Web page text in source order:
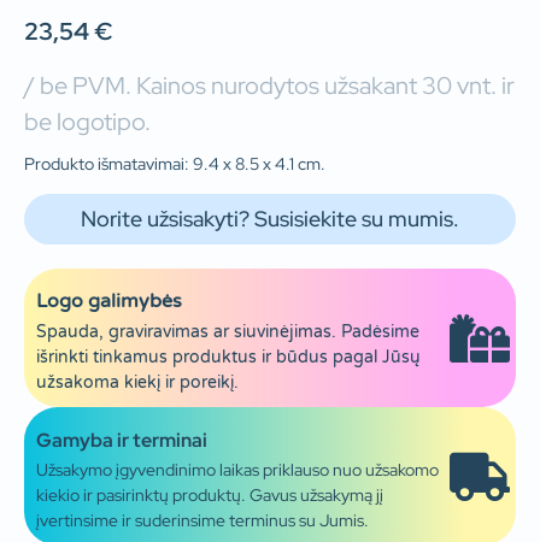
23,54€
/ be PVM. Kainos nurodytos užsakant 30 vnt. ir
be logotipo.
Produkto išmatavimai: 9.4 x 8.5 x 4.1 cm.
Norite užsisakyti? Susisiekite su mumis.
Logo galimybės
Spauda, graviravimas ar siuvinėjimas. Padėsime
išrinkti tinkamus produktus ir būdus pagal Jūsų
užsakoma kiekį ir poreikį.
Gamyba ir terminai
Užsakymo įgyvendinimo laikas priklauso nuo užsakomo
kiekio ir pasirinktų produktų. Gavus užsakymą jį
įvertinsime ir suderinsime terminus su Jumis.